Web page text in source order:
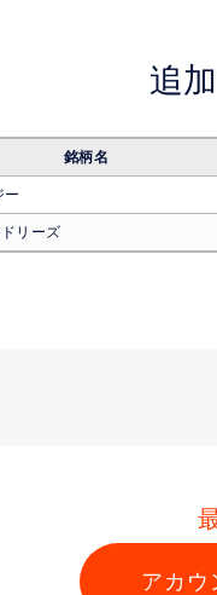
追
銘柄名
ー
リーズ
アカウ